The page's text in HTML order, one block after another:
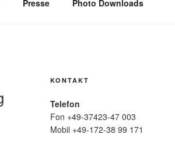
Presse Photo Downloads
KONTAKT
Telefon
Fon +49-37423-47 003
Mobil +49-172-38 99 171